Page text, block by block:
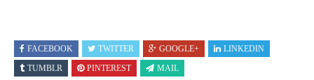
FACEBOOK TWITTER GOOGLE+
LINKEDIN
TUMBLR
PINTEREST MAIL